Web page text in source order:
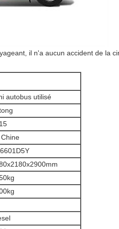
il n'a aucun accident de la
autobus utilisé